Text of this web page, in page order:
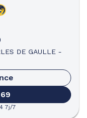
DE GAULLE -
7j/7